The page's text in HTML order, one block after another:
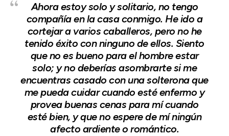
Ahora estoy solo y solitario, no tengo
compañía en la casa conmigo. He ido a
cortejar a varios caballeros, pero no he
tenido éxito con ninguno de ellos. Siento
que no es bueno para el hombre estar
solo; y no deberías asombrarte si me
encuentras casado con una solterona que
me pueda cuidar cuando esté enfermo y
provea buenas cenas para mí cuando
esté bien, y que no espere de mí ningún
afecto ardiente o romántico.